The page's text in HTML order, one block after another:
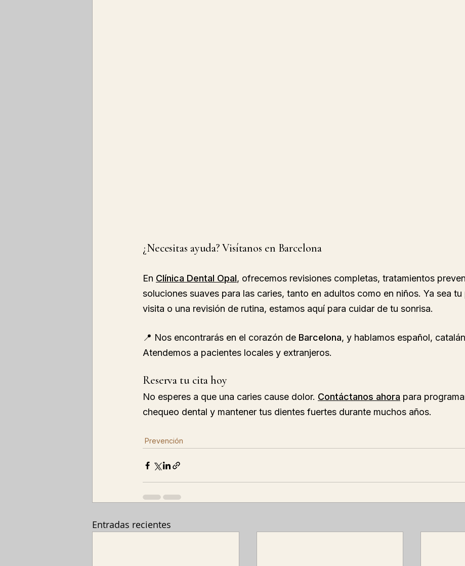
¿Necesitas ayuda? Visítanos en Barcelona
En Clínica Dental Opal, ofrecemos revisiones completas, tratamientos
soluciones suaves para las caries, tanto en adultos como en niños. Ya sea tu
visita o una revisión de rutina, estamos aquí para cuidar de tu sonrisa.
📍 Nos encontrarás en el corazón de Barcelona, y hablamos español,
Atendemos a pacientes locales y extranjeros.
Reserva tu cita hoy
No esperes a que una caries cause dolor. Contáctanos ahora para
chequeo dental y mantener tus dientes fuertes durante muchos años.
Prevención
Entradas recientes